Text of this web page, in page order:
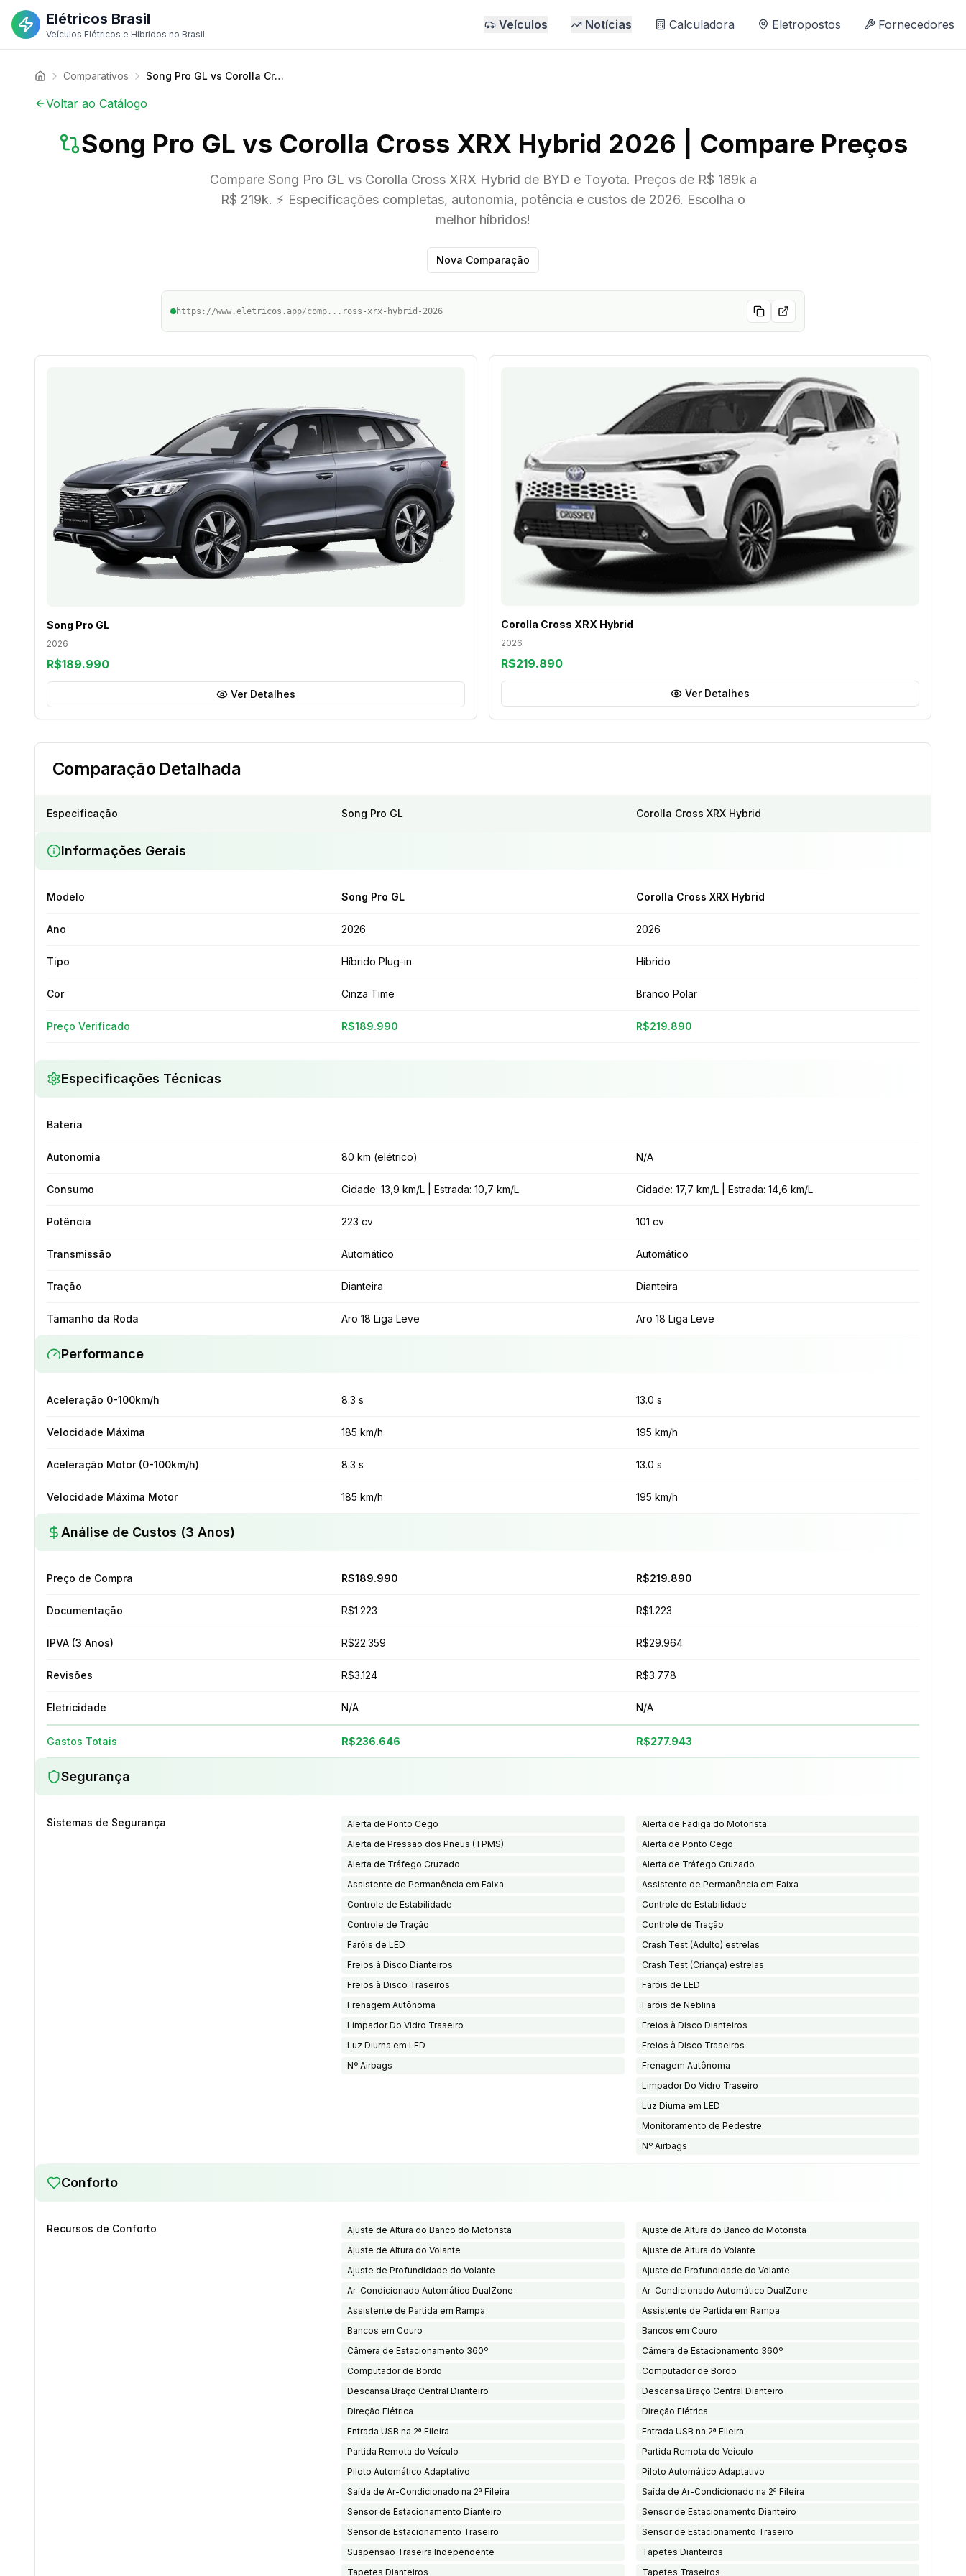
Elétricos Brasil
Veículos Elétricos e Híbridos no Brasil
Veículos Notícias Calculadora Eletropostos Fornecedores
Comparativos Song Pro GL vs Corolla Cross XRX Hybrid 2026 | Compare Preços
Voltar ao Catálogo
Song Pro GL vs Corolla Cross XRX Hybrid 2026 | Compare Preços
Compare Song Pro GL vs Corolla Cross XRX Hybrid de BYD e Toyota. Preços de R$ 189k a
R$ 219k. ⚡ Especificações completas, autonomia, potência e custos de 2026. Escolha o
melhor híbridos!
Nova Comparação
https://www.eletricos.app/comp...ross-xrx-hybrid-2026
Song Pro GL
2026
R$189.990
Ver Detalhes
Corolla Cross XRX Hybrid
2026
R$219.890
Ver Detalhes
Comparação Detalhada
Especificação Song Pro GL Corolla Cross XRX Hybrid
Informações Gerais
Modelo Song Pro GL Corolla Cross XRX Hybrid
Ano 2026 2026
Tipo Híbrido Plug-in Híbrido
Cor Cinza Time Branco Polar
Preço Verificado R$189.990 R$219.890
Especificações Técnicas
Bateria
Autonomia 80 km (elétrico) N/A
Consumo Cidade: 13,9 km/L | Estrada: 10,7 km/L Cidade: 17,7 km/L | Estrada: 14,6 km/L
Potência 223 cv 101 cv
Transmissão Automático Automático
Tração Dianteira Dianteira
Tamanho da Roda Aro 18 Liga Leve Aro 18 Liga Leve
Performance
Aceleração 0-100km/h 8.3 s 13.0 s
Velocidade Máxima 185 km/h 195 km/h
Aceleração Motor (0-100km/h) 8.3 s 13.0 s
Velocidade Máxima Motor 185 km/h 195 km/h
Análise de Custos (3 Anos)
Preço de Compra R$189.990 R$219.890
Documentação R$1.223 R$1.223
IPVA (3 Anos) R$22.359 R$29.964
Revisões R$3.124 R$3.778
Eletricidade N/A N/A
Gastos Totais R$236.646 R$277.943
Segurança
Sistemas de Segurança
Alerta de Ponto Cego
Alerta de Pressão dos Pneus (TPMS)
Alerta de Tráfego Cruzado
Assistente de Permanência em Faixa
Controle de Estabilidade
Controle de Tração
Faróis de LED
Freios à Disco Dianteiros
Freios à Disco Traseiros
Frenagem Autônoma
Limpador Do Vidro Traseiro
Luz Diurna em LED
Nº Airbags
Alerta de Fadiga do Motorista
Alerta de Ponto Cego
Alerta de Tráfego Cruzado
Assistente de Permanência em Faixa
Controle de Estabilidade
Controle de Tração
Crash Test (Adulto) estrelas
Crash Test (Criança) estrelas
Faróis de LED
Faróis de Neblina
Freios à Disco Dianteiros
Freios à Disco Traseiros
Frenagem Autônoma
Limpador Do Vidro Traseiro
Luz Diurna em LED
Monitoramento de Pedestre
Nº Airbags
Conforto
Recursos de Conforto
Ajuste de Altura do Banco do Motorista
Ajuste de Altura do Volante
Ajuste de Profundidade do Volante
Ar-Condicionado Automático DualZone
Assistente de Partida em Rampa
Bancos em Couro
Câmera de Estacionamento 360º
Computador de Bordo
Descansa Braço Central Dianteiro
Direção Elétrica
Entrada USB na 2ª Fileira
Partida Remota do Veículo
Piloto Automático Adaptativo
Saída de Ar-Condicionado na 2ª Fileira
Sensor de Estacionamento Dianteiro
Sensor de Estacionamento Traseiro
Suspensão Traseira Independente
Tapetes Dianteiros
Ajuste de Altura do Banco do Motorista
Ajuste de Altura do Volante
Ajuste de Profundidade do Volante
Ar-Condicionado Automático DualZone
Assistente de Partida em Rampa
Bancos em Couro
Câmera de Estacionamento 360º
Computador de Bordo
Descansa Braço Central Dianteiro
Direção Elétrica
Entrada USB na 2ª Fileira
Partida Remota do Veículo
Piloto Automático Adaptativo
Saída de Ar-Condicionado na 2ª Fileira
Sensor de Estacionamento Dianteiro
Sensor de Estacionamento Traseiro
Tapetes Dianteiros
Tapetes Traseiros